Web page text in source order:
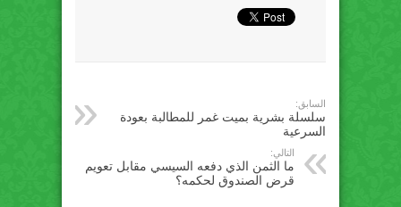
السابق:
سلسلة بشرية بميت غمر للمطالبة بعودة
السرعية
التالي:
ما الثمن الذي دفعه السيسي مقابل تعويم
قرض الصندوق لحكمه؟